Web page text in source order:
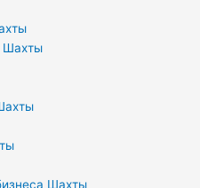
Шахты
Шахты